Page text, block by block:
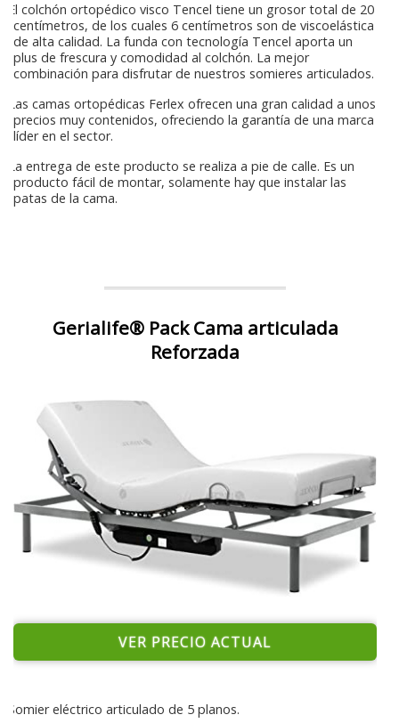
El colchón ortopédico visco Tencel tiene un grosor total de 20
centímetros, de los cuales 6 centímetros son de viscoelástica
de alta calidad. La funda con tecnología Tencel aporta un
plus de frescura y comodidad al colchón. La mejor
combinación para disfrutar de nuestros somieres articulados.
Las camas ortopédicas Ferlex ofrecen una gran calidad a unos
precios muy contenidos, ofreciendo la garantía de una marca
líder en el sector.
La entrega de este producto se realiza a pie de calle. Es un
producto fácil de montar, solamente hay que instalar las
patas de la cama.
Gerialife® Pack Cama articulada
Reforzada
VER PRECIO ACTUAL
Somier eléctrico articulado de 5 planos.